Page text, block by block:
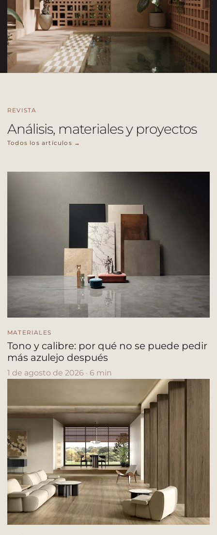
REVISTA
Análisis, materiales y proyectos
Todos los artículos →
MATERIALES
Tono y calibre: por qué no se puede pedir
más azulejo después
1 de agosto de 2026 · 6 min